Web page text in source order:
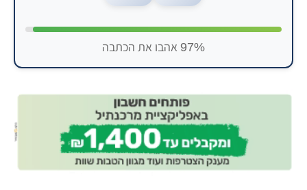
97% אהבו את הכתבה